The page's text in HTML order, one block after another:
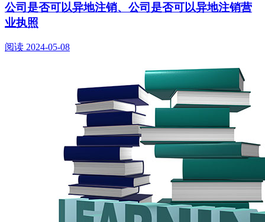
公司是否可以异地注销、公司是否可以异地注销营
业执照
阅读 2024-05-08